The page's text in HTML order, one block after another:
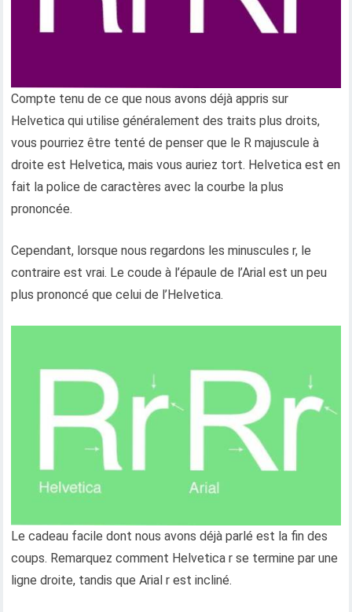
Compte tenu de ce que nous avons déjà appris sur
Helvetica qui utilise généralement des traits plus droits,
vous pourriez être tenté de penser que le R majuscule à
droite est Helvetica, mais vous auriez tort. Helvetica est en
fait la police de caractères avec la courbe la plus
prononcée.
Cependant, lorsque nous regardons les minuscules r, le
contraire est vrai. Le coude à l’épaule de l’Arial est un peu
plus prononcé que celui de l’Helvetica.
Le cadeau facile dont nous avons déjà parlé est la fin des
coups. Remarquez comment Helvetica r se termine par une
ligne droite, tandis que Arial r est incliné.